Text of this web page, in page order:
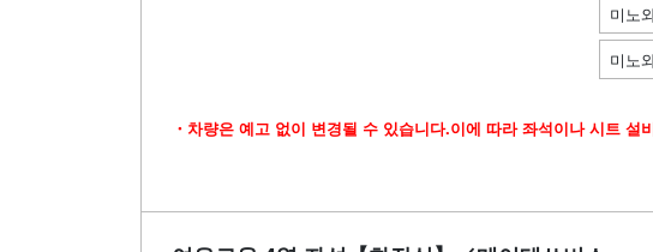
미노
미노
・차량은 예고 없이 변경될 수 있습니다.이에 따라 좌석이나 시트